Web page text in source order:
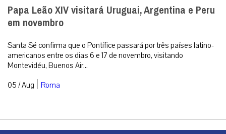
Papa Leão XIV visitará Uruguai, Argentina e Peru
em novembro
Santa Sé confirma que o Pontífice passará por três países latino-
americanos entre os dias 6 e 17 de novembro, visitando
Montevidéu, Buenos Air...
05 / Aug | Roma